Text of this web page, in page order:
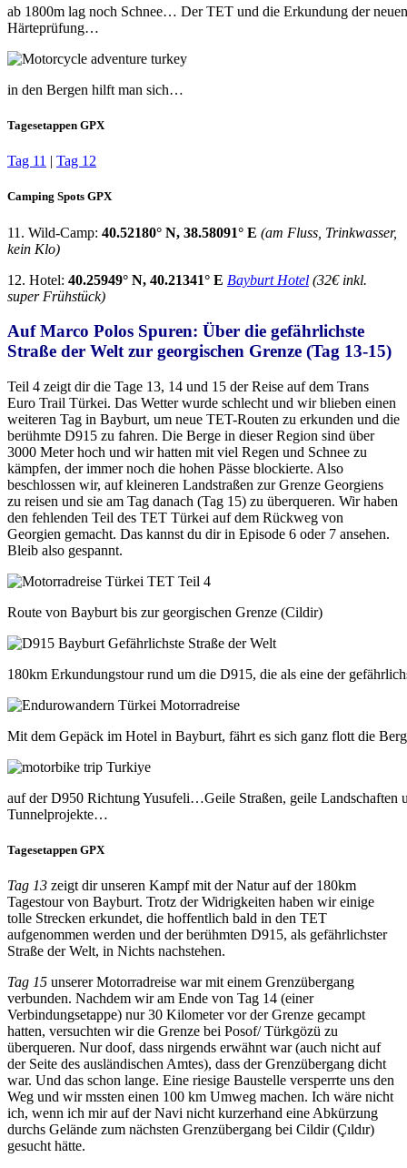
ab 1800m lag noch Schnee… Der TET und die Erkundung der
Härteprüfung…
in den Bergen hilft man sich…
Tagesetappen GPX
Tag 11 | Tag 12
Camping Spots GPX
11. Wild-Camp: 40.52180° N, 38.58091° E (am Fluss, Trinkwasser,
kein Klo)
12. Hotel: 40.25949° N, 40.21341° E Bayburt Hotel (32€ inkl.
super Frühstück)
Auf Marco Polos Spuren: Über die gefährlichste
Straße der Welt zur georgischen Grenze (Tag 13-15)
Teil 4 zeigt dir die Tage 13, 14 und 15 der Reise auf dem Trans
Euro Trail Türkei. Das Wetter wurde schlecht und wir blieben einen
weiteren Tag in Bayburt, um neue TET-Routen zu erkunden und die
berühmte D915 zu fahren. Die Berge in dieser Region sind über
3000 Meter hoch und wir hatten mit viel Regen und Schnee zu
kämpfen, der immer noch die hohen Pässe blockierte. Also
beschlossen wir, auf kleineren Landstraßen zur Grenze Georgiens
zu reisen und sie am Tag danach (Tag 15) zu überqueren. Wir haben
den fehlenden Teil des TET Türkei auf dem Rückweg von
Georgien gemacht. Das kannst du dir in Episode 6 oder 7 ansehen.
Bleib also gespannt.
Route von Bayburt bis zur georgischen Grenze (Cildir)
180km Erkundungstour rund um die D915, die als eine der
Mit dem Gepäck im Hotel in Bayburt, fährt es sich ganz flott die
auf der D950 Richtung Yusufeli…Geile Straßen, geile Landschaften
Tunnelprojekte…
Tagesetappen GPX
Tag 13 zeigt dir unseren Kampf mit der Natur auf der 180km
Tagestour von Bayburt. Trotz der Widrigkeiten haben wir einige
tolle Strecken erkundet, die hoffentlich bald in den TET
aufgenommen werden und der berühmten D915, als gefährlichster
Straße der Welt, in Nichts nachstehen.
Tag 15 unserer Motorradreise war mit einem Grenzübergang
verbunden. Nachdem wir am Ende von Tag 14 (einer
Verbindungsetappe) nur 30 Kilometer vor der Grenze gecampt
hatten, versuchten wir die Grenze bei Posof/ Türkgözü zu
überqueren. Nur doof, dass nirgends erwähnt war (auch nicht auf
der Seite des ausländischen Amtes), dass der Grenzübergang dicht
war. Und das schon lange. Eine riesige Baustelle versperrte uns den
Weg und wir mssten einen 100 km Umweg machen. Ich wäre nicht
ich, wenn ich mir auf der Navi nicht kurzerhand eine Abkürzung
durchs Gelände zum nächsten Grenzübergang bei Cildir (Çıldır)
gesucht hätte.